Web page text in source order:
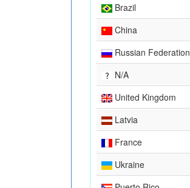
Brazil
China
Russian Federation
N/A
United Kingdom
Latvia
France
Ukraine